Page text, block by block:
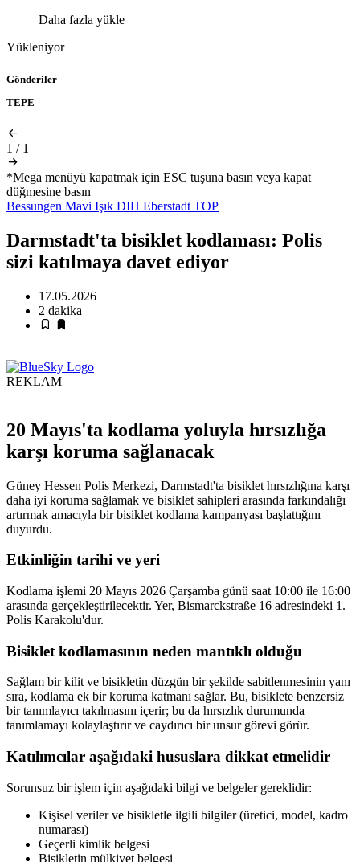
Daha fazla yükle
Yükleniyor
Gönderiler
TEPE
1 / 1
*Mega menüyü kapatmak için ESC tuşuna basın veya kapat
düğmesine basın
Bessungen Mavi Işık DIH Eberstadt TOP
Darmstadt'ta bisiklet kodlaması: Polis
sizi katılmaya davet ediyor
17.05.2026
2 dakika
REKLAM
20 Mayıs'ta kodlama yoluyla hırsızlığa
karşı koruma sağlanacak
Güney Hessen Polis Merkezi, Darmstadt'ta bisiklet hırsızlığına karşı
daha iyi koruma sağlamak ve bisiklet sahipleri arasında farkındalığı
artırmak amacıyla bir bisiklet kodlama kampanyası başlattığını
duyurdu.
Etkinliğin tarihi ve yeri
Kodlama işlemi 20 Mayıs 2026 Çarşamba günü saat 10:00 ile 16:00
arasında gerçekleştirilecektir. Yer, Bismarckstraße 16 adresindeki 1.
Polis Karakolu'dur.
Bisiklet kodlamasının neden mantıklı olduğu
Sağlam bir kilit ve bisikletin düzgün bir şekilde sabitlenmesinin yanı
sıra, kodlama ek bir koruma katmanı sağlar. Bu, bisiklete benzersiz
bir tanımlayıcı takılmasını içerir; bu da hırsızlık durumunda
tanımlamayı kolaylaştırır ve caydırıcı bir unsur görevi görür.
Katılımcılar aşağıdaki hususlara dikkat etmelidir
Sorunsuz bir işlem için aşağıdaki bilgi ve belgeler gereklidir:
Kişisel veriler ve bisikletle ilgili bilgiler (üretici, model, kadro
numarası)
Geçerli kimlik belgesi
Bisikletin mülkiyet belgesi